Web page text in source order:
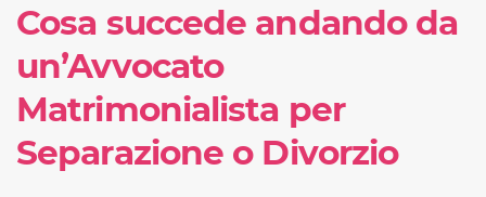
Cosa succede andando da
un’Avvocato
Matrimonialista per
Separazione o Divorzio